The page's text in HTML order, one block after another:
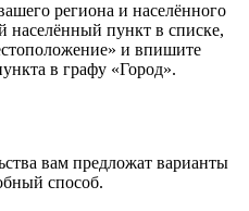
региона и населённого
пункт в списке,
и впишите
в графу «Город».
вам предложат варианты
способ.